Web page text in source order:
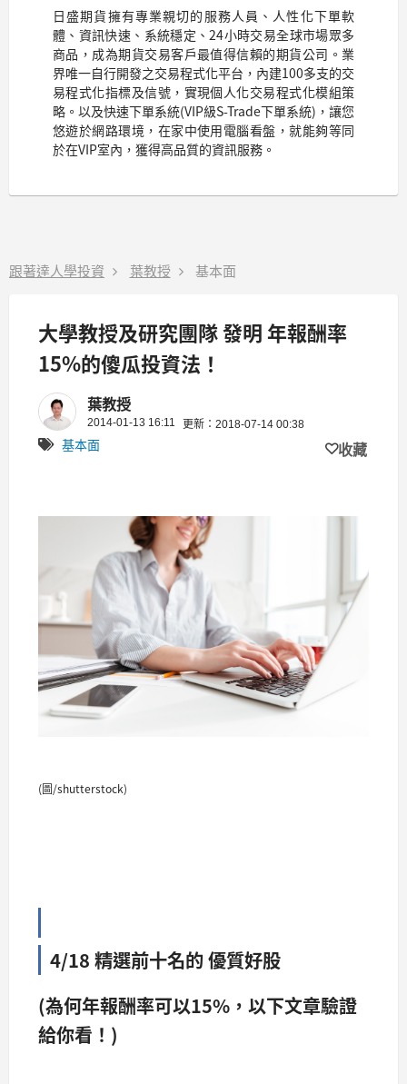
日盛期貨擁有專業親切的服務人員、人性化下單軟
體、資訊快速、系統穩定、24小時交易全球市場眾多
商品，成為期貨交易客戶最值得信賴的期貨公司。業
界唯一自行開發之交易程式化平台，內建100多支的交
易程式化指標及信號，實現個人化交易程式化模組策
略。以及快速下單系統(VIP級S-Trade下單系統)，讓您
悠遊於網路環境，在家中使用電腦看盤，就能夠等同
於在VIP室內，獲得高品質的資訊服務。
跟著達人學投資 葉教授 基本面
大學教授及研究團隊 發明 年報酬率
15%的傻瓜投資法！
葉教授
2014-01-13 16:11 更新：2018-07-14 00:38
基本面 收藏
(圖/shutterstock)
4/18 精選前十名的 優質好股
(為何年報酬率可以15%，以下文章驗證
給你看！)